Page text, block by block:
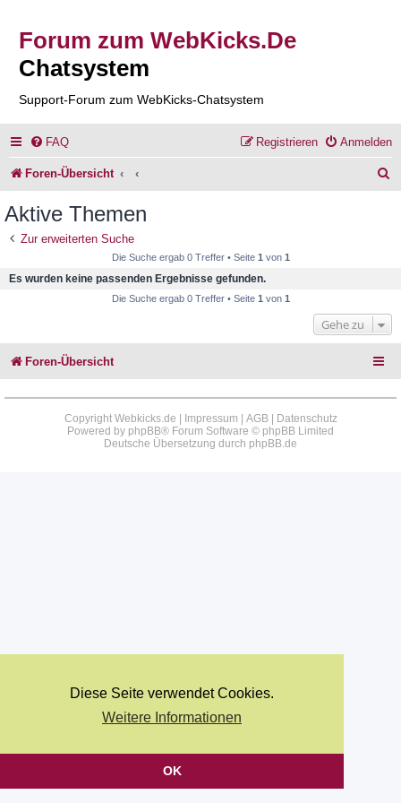
Diese Seite verwendet Cookies.
Weitere Informationen
OK
Forum zum WebKicks.De
Chatsystem
Support-Forum zum WebKicks-Chatsystem
FAQ Anmelden
Registrieren
Foren-Übersicht
Aktive Themen
Zur erweiterten Suche
Die Suche ergab 0 Treffer • Seite 1 von 1
Es wurden keine passenden Ergebnisse gefunden.
Die Suche ergab 0 Treffer • Seite 1 von 1
Gehe zu
Foren-Übersicht
Copyright Webkicks.de | Impressum AGB|
Datenschutz
Powered by phpBB® Forum Software © phpBB Limited
Deutsche Übersetzung durch phpBB.de